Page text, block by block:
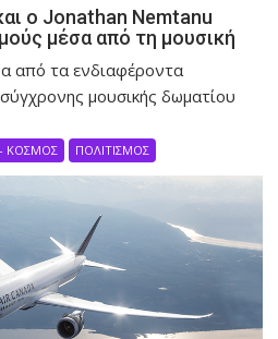
ο Jonathan Nemtanu
μέσα από τη μουσική
από τα ενδιαφέροντα
μουσικής δωματίου
ΚΟΣΜΟΣ ΠΟΛΙΤΙΣΜΟΣ